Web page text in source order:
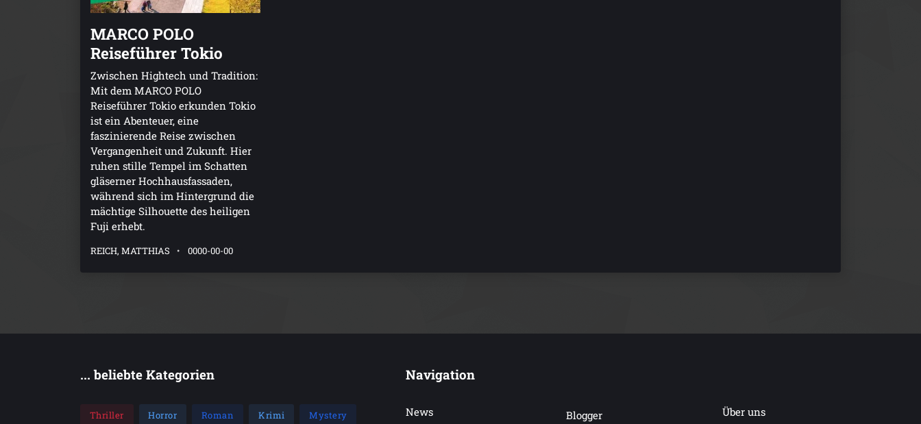
MARCO POLO
Reiseführer Tokio
Zwischen Hightech und Tradition:
Mit dem MARCO POLO
Reiseführer Tokio erkunden Tokio
ist ein Abenteuer, eine
faszinierende Reise zwischen
Vergangenheit und Zukunft. Hier
ruhen stille Tempel im Schatten
gläserner Hochhausfassaden,
während sich im Hintergrund die
mächtige Silhouette des heiligen
Fuji erhebt.
REICH, MATTHIAS 0000-00-00
... beliebte Kategorien
Thriller Horror Roman Krimi Mystery
Navigation
News Blogger
Über uns